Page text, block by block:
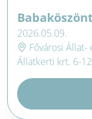
2026.05.09.
Fővárosi
Állatkerti krt. 6-